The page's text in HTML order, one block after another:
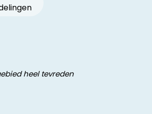
heel tevreden